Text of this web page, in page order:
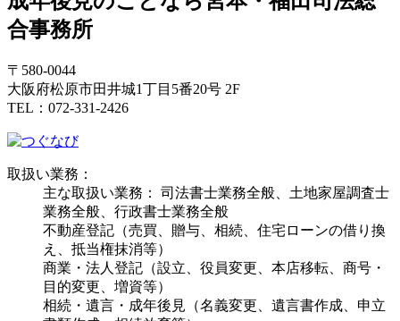
〒580-0044
大阪府松原市田井城1丁目5番20号 2F
TEL：072-331-2426
取扱い業務：
主な取扱い業務： 司法書士業務全般、土地家屋調査士
業務全般、行政書士業務全般
不動産登記（売買、贈与、相続、住宅ローンの借り換
え、抵当権抹消等）
商業・法人登記（設立、役員変更、本店移転、商号・
目的変更、増資等）
相続・遺言・成年後見（名義変更、遺言書作成、申立